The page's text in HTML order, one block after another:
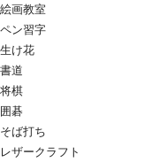
絵画教室
ペン習字
生け花
書道
将棋
囲碁
そば打ち
レザークラフト